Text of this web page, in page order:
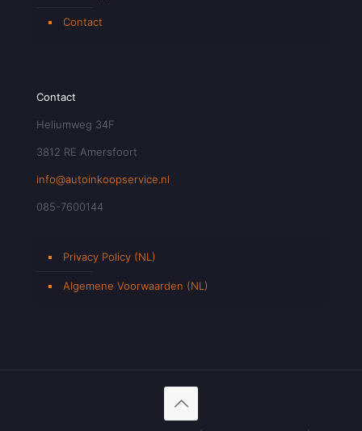
Contact
Contact
Heliumweg 34F
3812 RE Amersfoort
info@autoinkoopservice.nl
085-7600144
Privacy Policy (NL)
Algemene Voorwaarden (NL)